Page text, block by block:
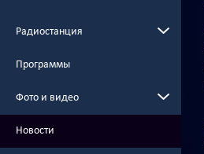
Радиостанция
Программы
Фото и видео
Новости